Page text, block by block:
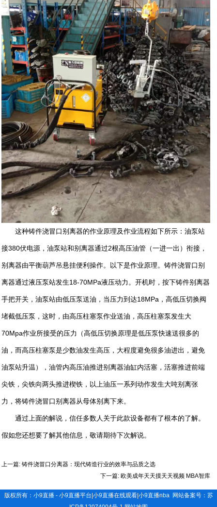
这种铸件浇冒口别离器的作业原理及作业流程如下所示：油泵站
接380伏电源，油泵站和别离器通过2根高压油管（一进一出）衔接，
别离器由平衡葫芦吊悬挂便利操作。以下是作业原理。铸件浇冒口别
离器通过液压泵站发生18-70MPa液压动力。开机时，按下铸件别离器
手把开关，油泵站由低压泵送油，当压力到达18MPa，高低压切换阀
堵截低压泵，这时，由高压柱塞泵作业送油，高压柱塞泵发生大
70Mpa作业所接受的压力（高低压切换原理是低压泵快速送很多的
油，而高压柱塞泵是少数油发生高压，大程度避免很多油进出，避免
油泵站升温），油管内高压油推进别离器油缸内活塞，活塞推进前端
尖铁，尖铁向两头推进楔铁，以上油压一系列动作发生大吨别离张
力，将铸件浇冒口别离器从母体别离下来。
通过上面的解说，信任多数人关于此款设备都有了根本的了解。
假如您还想要了解其他信息，敬请期待下次解说。
上一篇: 铸件浇冒口分离器：现代铸造行业的效率与品质之选
下一篇:欧美成年天天摸天天视频 MBA智库
版权所有： 小9直播 - 小9直播平台|小9直播在线观看|小9直播nba网站备案号： 苏